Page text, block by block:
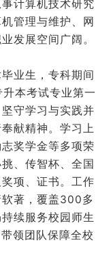
计算机技术研究
管理与维护、网
发展空间广阔。
业生，专科期间
本考试专业第一
守学习与实践并
献精神。学习上
奖学金等多项荣
、传智杯、全国
项、证书。工作
著，覆盖300多
续服务校园师生
领团队保障全校